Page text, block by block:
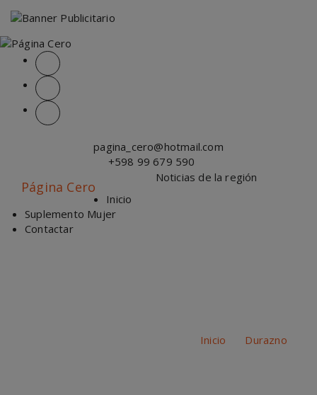
Saltar
contenido
pagina_cero@hotmail.com
+598 99 679 590
Página Cero
Noticias de la región
Inicio
Suplemento Mujer
Contactar
Inicio Durazno